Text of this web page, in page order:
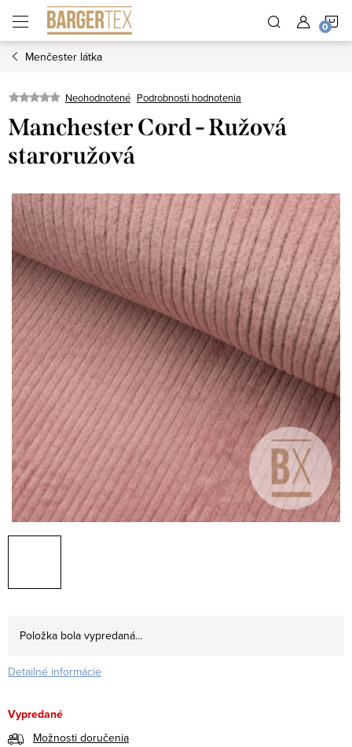
obsah
Menčester látka
Neohodnotené Podrobnosti hodnotenia
Manchester Cord - Ružová
staroružová
Položka bola vypredaná…
Detailné informácie
Vypredané
Možnosti doručenia